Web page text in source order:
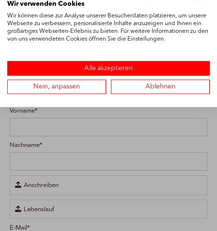
Vermessungstechniker
(m/w/d) - Kataster- &
Bestandsvermessung
Vorname*
Nachname*
 Anschreiben
 Lebenslauf
E-Mail*
Wir verwenden Cookies
Wir können diese zur Analyse unserer Besucherdaten platzieren, um unsere
Webseite zu verbessern, personalisierte Inhalte anzuzeigen und Ihnen ein
großartiges Webseiten-Erlebnis zu bieten. Für weitere Informationen zu den
von uns verwendeten Cookies öffnen Sie die Einstellungen.
Alle akzeptieren
Nein, anpassen Ablehnen